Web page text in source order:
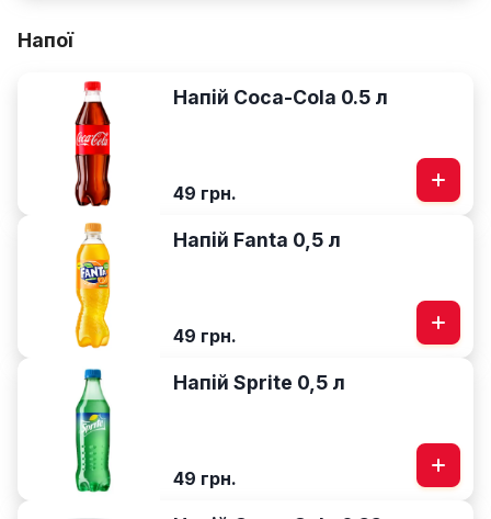
Напої
Напій Coca-Cola 0.5 л
49 грн.
Напій Fanta 0,5 л
49 грн.
Напій Sprite 0,5 л
49 грн.